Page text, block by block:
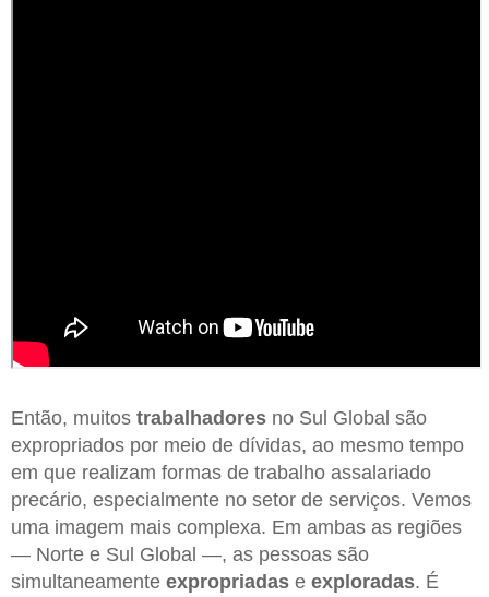
Então, muitos trabalhadores no Sul Global são
expropriados por meio de dívidas, ao mesmo tempo
em que realizam formas de trabalho assalariado
precário, especialmente no setor de serviços. Vemos
uma imagem mais complexa. Em ambas as regiões
— Norte e Sul Global —, as pessoas são
simultaneamente expropriadas e exploradas. É